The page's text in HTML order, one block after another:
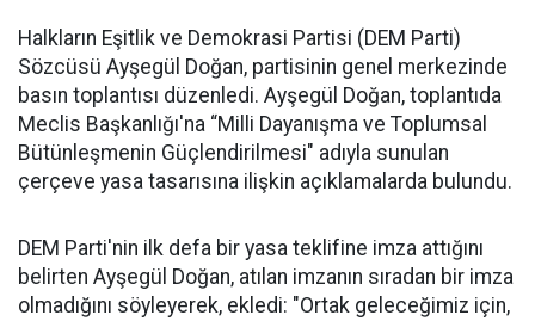
Halkların Eşitlik ve Demokrasi Partisi (DEM Parti)
Sözcüsü Ayşegül Doğan, partisinin genel merkezinde
basın toplantısı düzenledi. Ayşegül Doğan, toplantıda
Meclis Başkanlığı'na “Milli Dayanışma ve Toplumsal
Bütünleşmenin Güçlendirilmesi" adıyla sunulan
çerçeve yasa tasarısına ilişkin açıklamalarda bulundu.
DEM Parti'nin ilk defa bir yasa teklifine imza attığını
belirten Ayşegül Doğan, atılan imzanın sıradan bir imza
olmadığını söyleyerek, ekledi: "Ortak geleceğimiz için,